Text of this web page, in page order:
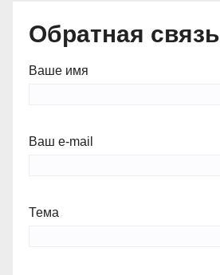
Обратная связь
Ваше имя
Ваш e-mail
Тема